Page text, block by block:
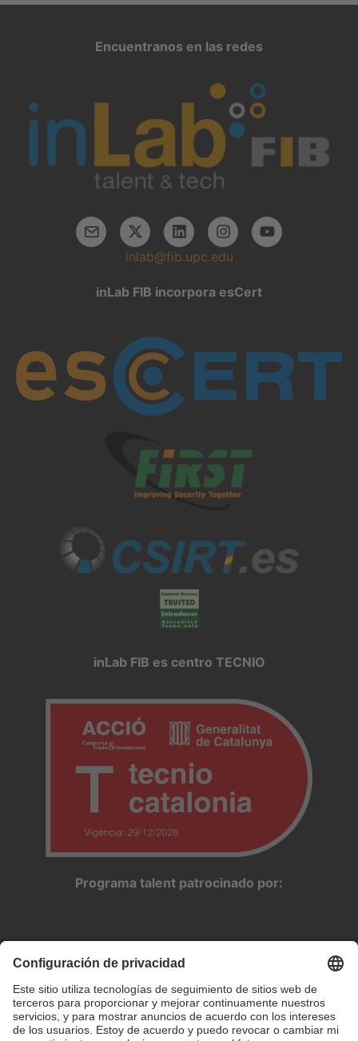
Encuentranos en las redes
inlab@fib.upc.edu
inLab FIB incorpora esCert
inLab FIB es centro TECNIO
Programa talent patrocinado por: